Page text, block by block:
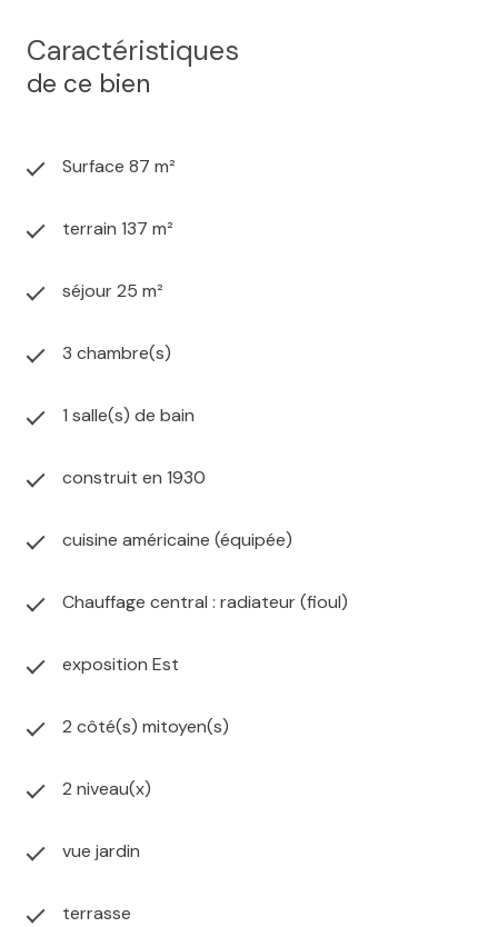
Caractéristiques
de ce bien
Surface 87 m²
terrain 137 m²
séjour 25 m²
3 chambre(s)
1 salle(s) de bain
construit en 1930
cuisine américaine (équipée)
Chauffage central : radiateur (fioul)
exposition Est
2 côté(s) mitoyen(s)
2 niveau(x)
vue jardin
terrasse